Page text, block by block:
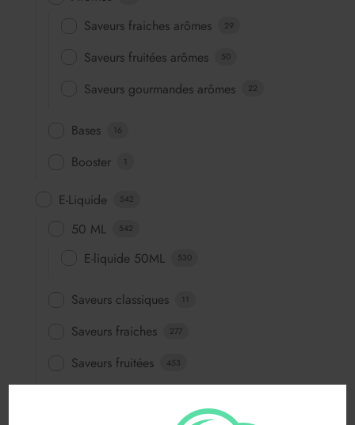
Saveurs fraiches arômes 29
Saveurs fruitées arômes 50
Saveurs gourmandes arômes 22
Bases 16
Booster 1
E-Liquide 542
50 ML 542
E-liquide 50ML 530
Saveurs classiques 11
Saveurs fraiches 277
Saveurs fruitées 453